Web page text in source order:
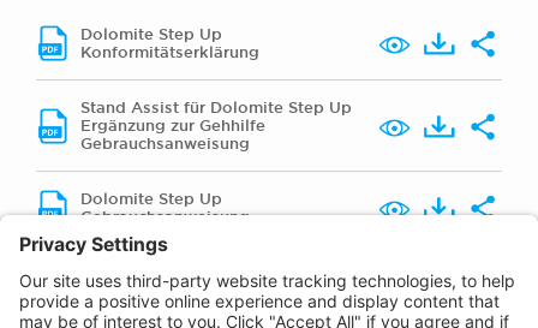
Dolomite Step Up
Konformitätserklärung
Stand Assist für Dolomite Step Up
Ergänzung zur Gehhilfe
Gebrauchsanweisung
Dolomite Step Up
Gebrauchsanweisung